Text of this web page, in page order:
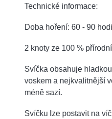
Technické informace:
Doba hoření: 60 - 90
2 knoty ze 100 %
Svíčka obsahuje
voskem a nejkvalitnější
méně sazí.
Svíčku lze postavit na